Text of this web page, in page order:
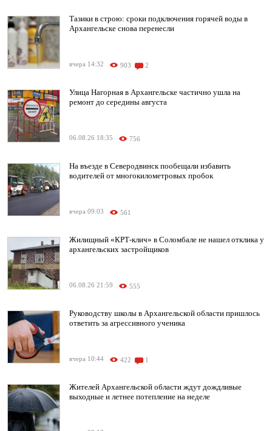
Тазики в строю: сроки подключения горячей воды в
Архангельске снова перенесли
вчера 14:32 903 2
Улица Нагорная в Архангельске частично ушла на
ремонт до середины августа
06.08.26 18:35 756
На въезде в Северодвинск пообещали избавить
водителей от многокилометровых пробок
вчера 09:03 561
Жилищный «КРТ-клич» в Соломбале не нашел отклика у
архангельских застройщиков
06.08.26 21:59 555
Руководству школы в Архангельской области пришлось
ответить за агрессивного ученика
вчера 10:44 422 1
Жителей Архангельской области ждут дождливые
выходные и летнее потепление на неделе